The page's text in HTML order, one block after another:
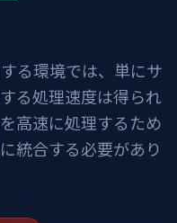
る環境では、単にサ
る処理速度は得られ
高速に処理するため
統合する必要があり